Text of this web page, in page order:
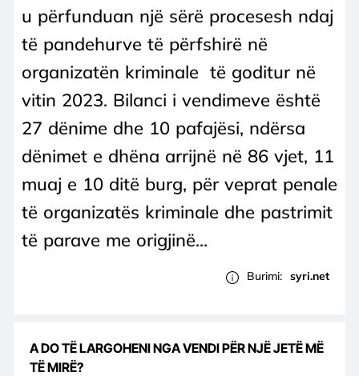
u përfunduan një sërë procesesh ndaj
të pandehurve të përfshirë në
organizatën kriminale të goditur në
vitin 2023. Bilanci i vendimeve është
27 dënime dhe 10 pafajësi, ndërsa
dënimet e dhëna arrijnë në 86 vjet, 11
muaj e 10 ditë burg, për veprat penale
të organizatës kriminale dhe pastrimit
të parave me origjinë...
Burimi: syri.net
A DO TË LARGOHENI NGA VENDI PËR NJË JETË MË
TË MIRË?